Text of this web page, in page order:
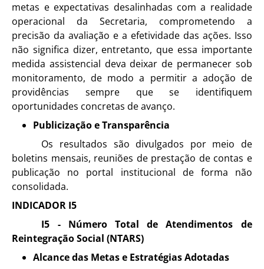
metas e expectativas desalinhadas com a realidade
operacional da Secretaria, comprometendo a
precisão da avaliação e a efetividade das ações. Isso
não significa dizer, entretanto, que essa importante
medida assistencial deva deixar de permanecer sob
monitoramento, de modo a permitir a adoção de
providências sempre que se identifiquem
oportunidades concretas de avanço.
Publicização e Transparência
Os resultados são divulgados por meio de
boletins mensais, reuniões de prestação de contas e
publicação no portal institucional de forma não
consolidada.
INDICADOR I5
I5 - Número Total de Atendimentos de
Reintegração Social (NTARS)
Alcance das Metas e Estratégias Adotadas